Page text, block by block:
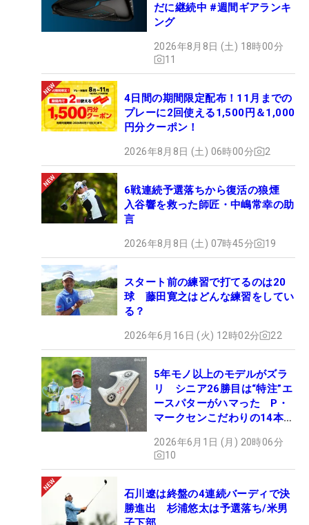
だに継続中 #週間ギアランキ
ング
2026年8月8日 (土) 18時00分
11
4日間の期間限定配布！11月までの
プレーに2回使える1,500円＆1,000
円分クーポン！
2026年8月8日 (土) 06時00分 2
6戦連続予選落ちから復活の狼煙
入谷響を救った師匠・中嶋常幸の助
言
2026年8月8日 (土) 07時45分 19
スタート前の練習で打てるのは20
球 藤田寛之はどんな練習をしてい
る？
2026年6月16日 (火) 12時02分 22
5年モノ以上のモデルがズラ
リ シニア26勝目は“特注”エ
ースパターがハマった P・
マークセンこだわりの14本
2026年6月1日 (月) 20時06分
10
石川遼は終盤の4連続バーディで決
勝進出 杉浦悠太は予選落ち/米男